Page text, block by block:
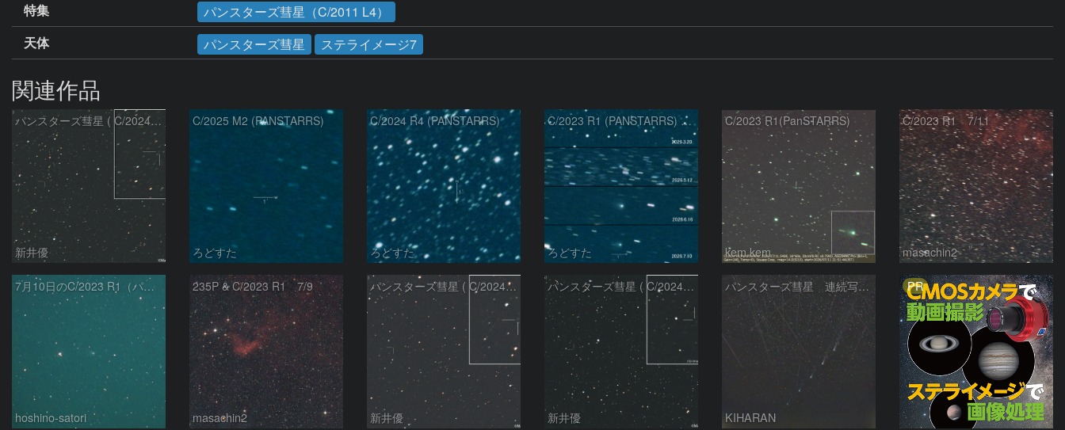
特集
パンスターズ彗星（C/2011 L4）
天体
パンスターズ彗星 ステライメージ7
関連作品
パンスターズ彗星 ( C/2024R4 )：2026/07/27
新井優
C/2025 M2 (PANSTARRS)
ろどすた
C/2024 R4 (PANSTARRS)
ろどすた
C/2023 R1 (PANSTARRS) の変化
ろどすた
C/2023 R1(PanSTARRS)
kem.kem
C/2023 R1 7/11
masachin2
7月10日のC/2023 R1（パンスターズ彗星）
hoshino-satori
235P & C/2023 R1 7/9
masachin2
パンスターズ彗星 ( C/2024R4 )：2026/06/28
新井優
パンスターズ彗星 ( C/2024G4 )の予報位置：2026/06/23
新井優
パンスターズ彗星 連続写真 再処理
KIHARAN
PR